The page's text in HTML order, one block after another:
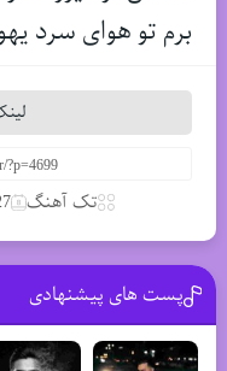
برم تو هوای سرد
تک آهنگ 27
پست های پیشنهادی